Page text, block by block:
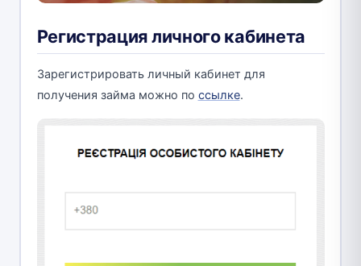
Регистрация личного кабинета
Зарегистрировать личный кабинет для
получения займа можно по ссылке.